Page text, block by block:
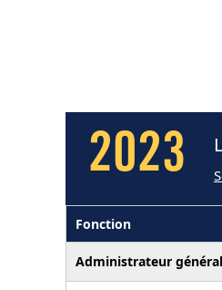
2023
Fonction
Administrateur général